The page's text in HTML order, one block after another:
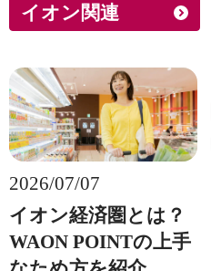
イオン関連
2026/07/07
イオン経済圏とは？
WAON POINTの上手